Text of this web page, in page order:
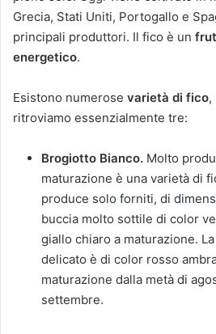
Grecia, Stati Uniti, Portogallo e
principali produttori. Il fico è un
energetico.
Esistono numerose varietà di fico,
ritroviamo essenzialmente tre:
Brogiotto Bianco. Molto
maturazione è una varietà di
produce solo forniti, di
buccia molto sottile di color
giallo chiaro a maturazione.
delicato è di color rosso
maturazione dalla metà di
settembre.